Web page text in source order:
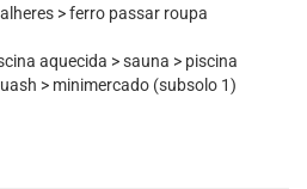
> ferro passar roupa
aquecida > sauna > piscina
> minimercado (subsolo 1)